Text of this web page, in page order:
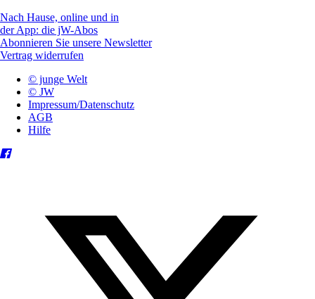
Nach Hause, online und in
der App: die jW-Abos
Abonnieren Sie unsere Newsletter
Vertrag widerrufen
© junge Welt
© JW
Impressum/Datenschutz
AGB
Hilfe